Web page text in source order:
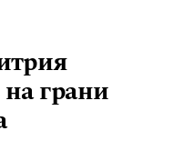
грани